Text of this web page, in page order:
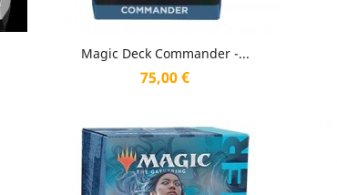
Magic Deck Commander -...
Prix
75,00 €
Aperçu rapide